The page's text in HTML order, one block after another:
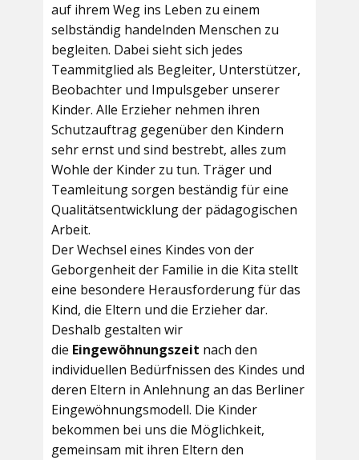
auf ihrem Weg ins Leben zu einem
selbständig handelnden Menschen zu
begleiten. Dabei sieht sich jedes
Teammitglied als Begleiter, Unterstützer,
Beobachter und Impulsgeber unserer
Kinder. Alle Erzieher nehmen ihren
Schutzauftrag gegenüber den Kindern
sehr ernst und sind bestrebt, alles zum
Wohle der Kinder zu tun. Träger und
Teamleitung sorgen beständig für eine
Qualitätsentwicklung der pädagogischen
Arbeit.
Der Wechsel eines Kindes von der
Geborgenheit der Familie in die Kita stellt
eine besondere Herausforderung für das
Kind, die Eltern und die Erzieher dar.
Deshalb gestalten wir
die Eingewöhnungszeit nach den
individuellen Bedürfnissen des Kindes und
deren Eltern in Anlehnung an das Berliner
Eingewöhnungsmodell. Die Kinder
bekommen bei uns die Möglichkeit,
gemeinsam mit ihren Eltern den